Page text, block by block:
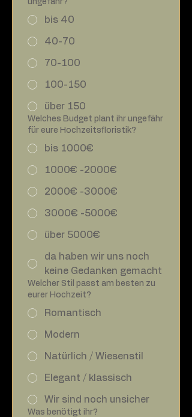
ungefähr?
bis 40
40-70
70-100
100-150
über 150
Welches Budget plant ihr ungefähr
für eure Hochzeitsfloristik?
bis 1000€
1000€ -2000€
2000€ -3000€
3000€ -5000€
über 5000€
da haben wir uns noch
keine Gedanken gemacht
Welcher Stil passt am besten zu
eurer Hochzeit?
Romantisch
Modern
Natürlich / Wiesenstil
Elegant / klassisch
Wir sind noch unsicher
Was benötigt ihr?